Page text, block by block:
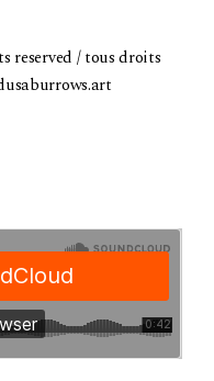
reserved / tous droits